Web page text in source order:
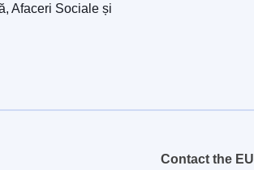
Afaceri Sociale și
Contact the EU